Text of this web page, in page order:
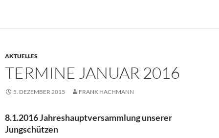
AKTUELLES
TERMINE JANUAR 2016
5. DEZEMBER 2015 FRANK HACHMANN
8.1.2016 Jahreshauptversammlung unserer
Jungschützen